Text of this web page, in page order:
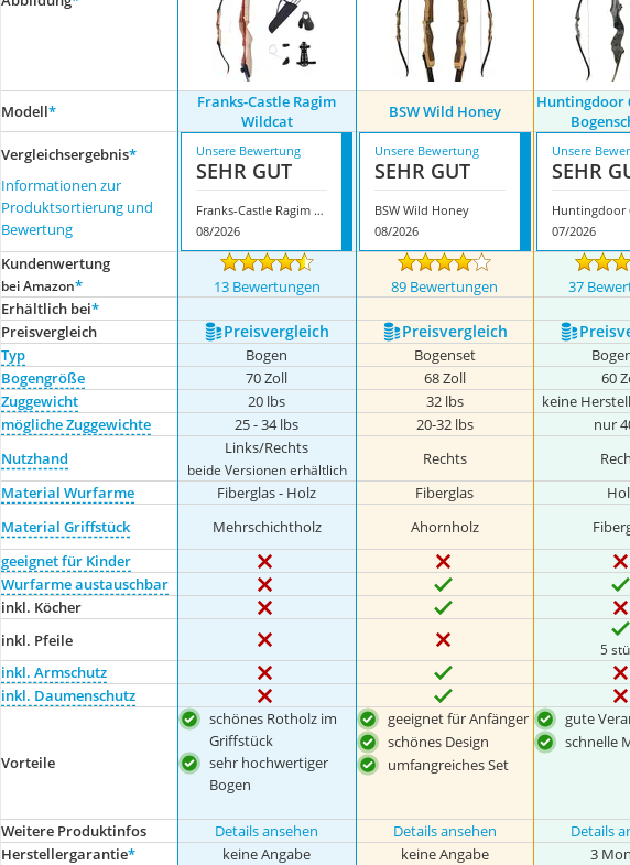
Modell*
Franks-Castle Ragim
Wildcat
BSW Wild Honey
Huntingdoor
Vergleichsergebnis*
Informationen zur
Produktsortierung und
Bewertung
Unsere Bewertung
SEHR GUT
Franks-Castle Ragim Wildcat
08/2026
Unsere Bewertung
SEHR GUT
BSW Wild Honey
08/2026
Unsere
SEHR
07/2026
Kundenwertung
bei Amazon* 13 Bewertungen 89 Bewertungen 37
Erhältlich bei*
Preis­vergleich
Preis­vergleich Preis­vergleich
Typ Bogen Bogenset
Bogengröße
70 Zoll 68 Zoll 60
Zuggewicht
20 lbs 32 lbs keine
mögliche Zuggewichte
25 - 34 lbs 20-32 lbs nur
Nutzhand
Links/Rechts
beide Versionen erhältlich
Rechts
Material Wurfarme
Fiberglas - Holz Fiberglas
Material Griffstück
Mehrschichtholz Ahornholz
geeignet für Kinder
Wurfarme austauschbar
inkl. Köcher
inkl. Pfeile
5
inkl. Armschutz
inkl. Daumenschutz
Vorteile
schönes Rotholz im
Griffstück
sehr hochwertiger
Bogen
geeignet für Anfänger
schönes Design
umfangreiches Set
gute
schnelle
Weitere Produktinfos Details ansehen Details ansehen Details
Herstellergarantie* keine Angabe keine Angabe 3